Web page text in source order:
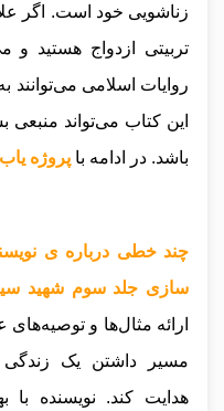
زناشویی خود است. اگر
تربیتی ازدواج هستید و
روایات اسلامی می‌توانند
این کتاب می‌تواند
باشد. در ادامه با پروژه یاب
چند خطی درباره ی
سازی جلد سوم شهید
ارائه مثال‌ها و
مسیر داشتن یک
هدایت کند. نویسنده با